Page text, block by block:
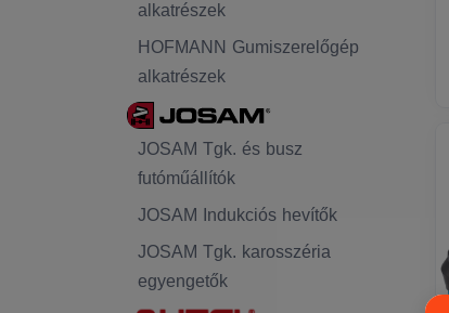
alkatrészek
HOFMANN Gumiszerelőgép
alkatrészek
JOSAM Tgk. és busz
futóműállítók
JOSAM Indukciós hevítők
JOSAM Tgk. karosszéria
egyengetők